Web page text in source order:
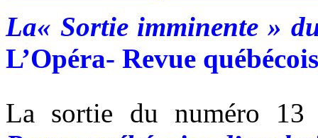
La« Sortie imminente »
L’Opéra- Revue
La sortie du numéro